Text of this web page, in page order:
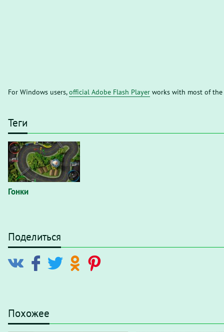
For Windows users,official Adobe Flash Player works with most of the
Теги
Гонки
Поделиться
Похожее